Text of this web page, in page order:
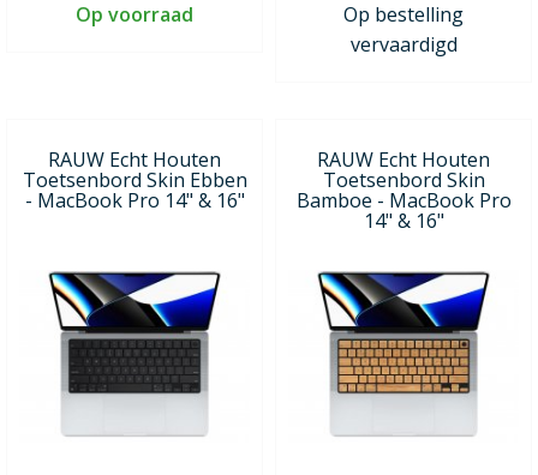
Op voorraad
Op bestelling
vervaardigd
RAUW Echt Houten
Toetsenbord Skin Ebben
- MacBook Pro 14" & 16"
RAUW Echt Houten
Toetsenbord Skin
Bamboe - MacBook Pro
14" & 16"